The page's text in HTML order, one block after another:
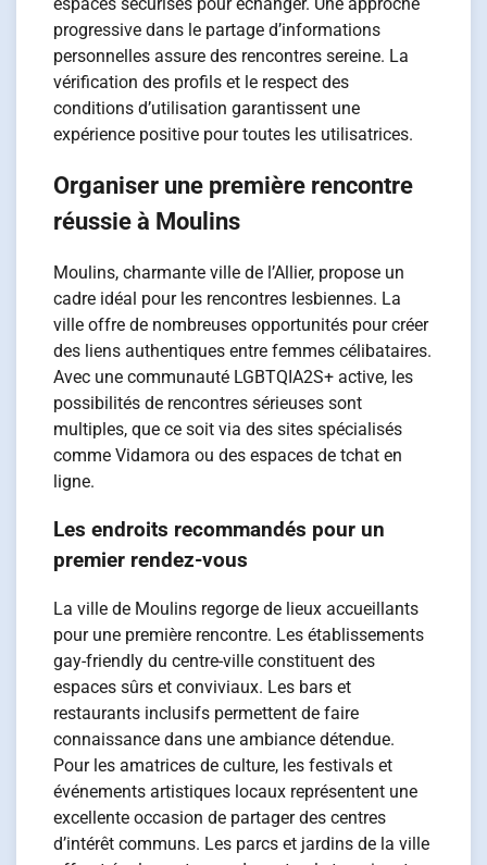
progressive dans le partage d’informations
personnelles assure des rencontres sereine. La
vérification des profils et le respect des
conditions d’utilisation garantissent une
expérience positive pour toutes les utilisatrices.
Organiser une première rencontre
réussie à Moulins
Moulins, charmante ville de l’Allier, propose un
cadre idéal pour les rencontres lesbiennes. La
ville offre de nombreuses opportunités pour créer
des liens authentiques entre femmes célibataires.
Avec une communauté LGBTQIA2S+ active, les
possibilités de rencontres sérieuses sont
multiples, que ce soit via des sites spécialisés
comme Vidamora ou des espaces de tchat en
ligne.
Les endroits recommandés pour un
premier rendez-vous
La ville de Moulins regorge de lieux accueillants
pour une première rencontre. Les établissements
gay-friendly du centre-ville constituent des
espaces sûrs et conviviaux. Les bars et
restaurants inclusifs permettent de faire
connaissance dans une ambiance détendue.
Pour les amatrices de culture, les festivals et
événements artistiques locaux représentent une
excellente occasion de partager des centres
d’intérêt communs. Les parcs et jardins de la ville